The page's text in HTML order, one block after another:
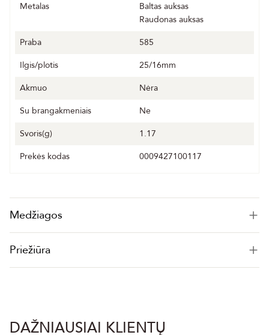
Metalas
Baltas auksas
Raudonas auksas
Praba
585
Ilgis/plotis
25/16mm
Akmuo
Nėra
Su brangakmeniais
Ne
Svoris(g)
1.17
Prekės kodas
0009427100117
Medžiagos
Priežiūra
DAŽNIAUSIAI KLIENTŲ